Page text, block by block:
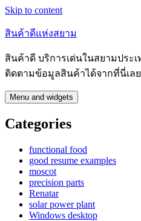
Skip to content
สินค้าดีแห่งสยาม
สินค้าดี บริการเด่นในสยามประ
ติดตามข้อมูลสินค้าได้จากที่นี่เล
Menu and widgets
Categories
functional food
good resume examples
moscot
precision parts
Renatar
solar power plant
Windows desktop